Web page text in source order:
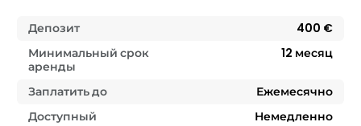
Депозит
400 €
Минимальный срок
аренды
12 месяц
Заплатить до
Ежемесячно
Доступный
Немедленно